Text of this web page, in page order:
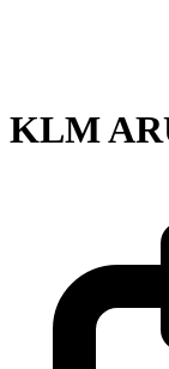
KLM